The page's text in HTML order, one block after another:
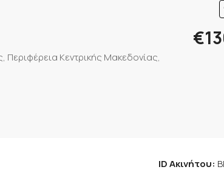
Κεντρικής Μακεδονίας,
ID Ακινήτου: